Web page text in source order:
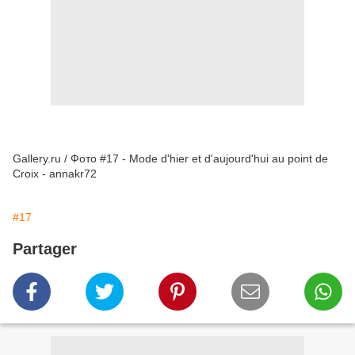
Gallery.ru / Фото #17 - Mode d'hier et d'aujourd'hui au point de
Croix - annakr72
#17
Partager